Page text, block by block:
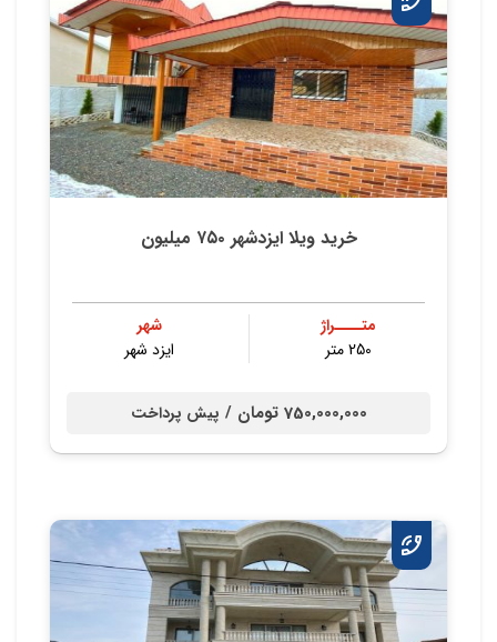
خرید ویلا ایزدشهر ۷۵۰ میلیون
متــــراژ
250 متر
شهر
ایزد شهر
750,000,000 تومان / پیش پرداخت